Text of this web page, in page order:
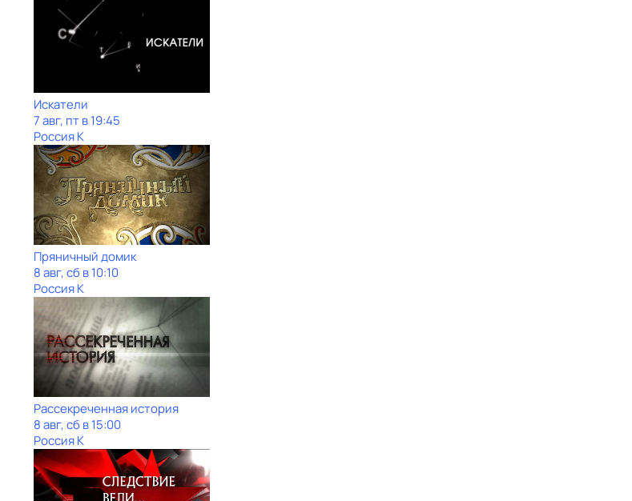
Искатели
7 авг, пт в 19:45
Россия К
Пряничный домик
8 авг, сб в 10:10
Россия К
Рассекреченная история
8 авг, сб в 15:00
Россия К